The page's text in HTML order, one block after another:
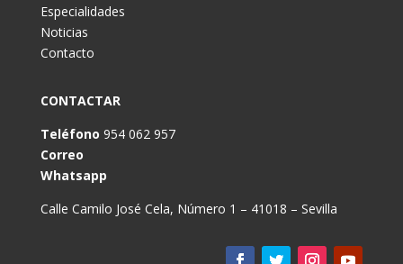
Especialidades
Noticias
Contacto
CONTACTAR
Teléfono 954 062 957
Correo
Whatsapp
Calle Camilo José Cela, Número 1 – 41018 – Sevilla